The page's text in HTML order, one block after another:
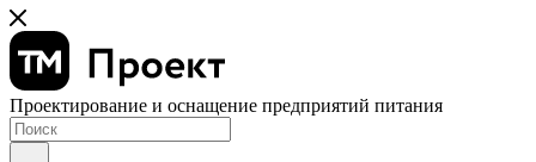
Проектирование и оснащение предприятий питания